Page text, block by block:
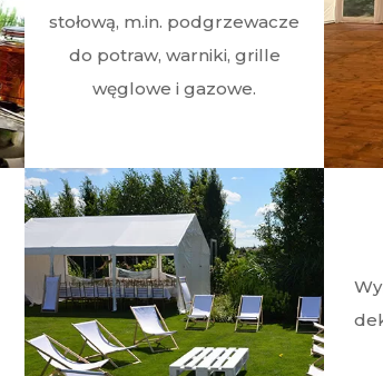
stołową, m.in. podgrzewacze
do potraw, warniki, grille
węglowe i gazowe.